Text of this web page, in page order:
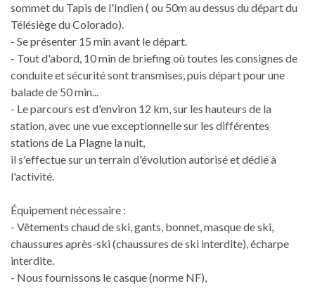
sommet du Tapis de l'Indien ( ou 50m au dessus du départ du
Télésiège du Colorado).
- Se présenter 15 min avant le départ.
- Tout d'abord, 10 min de briefing où toutes les consignes de
conduite et sécurité sont transmises, puis départ pour une
balade de 50 min...
- Le parcours est d'environ 12 km, sur les hauteurs de la
station, avec une vue exceptionnelle sur les différentes
stations de La Plagne la nuit,
il s'effectue sur un terrain d'évolution autorisé et dédié à
l'activité.
Équipement nécessaire :
- Vêtements chaud de ski, gants, bonnet, masque de ski,
chaussures après-ski (chaussures de ski interdite), écharpe
interdite.
- Nous fournissons le casque (norme NF),